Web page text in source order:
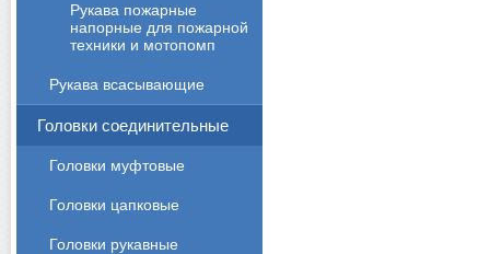
Рукава пожарные
напорные для пожарной
техники и мотопомп
Рукава всасывающие
Головки соединительные
Головки муфтовые
Головки цапковые
Головки рукавные